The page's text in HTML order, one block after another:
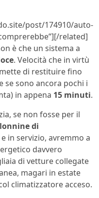
post/174910/auto-
related]
è che un sistema a
. Velocità che in virtù
di restituire fino
se sono ancora pochi i
in appena 15 minuti.
se non fosse per il
di
in servizio, avremmo a
davvero
di vetture collegate
magari in estate
climatizzatore acceso.